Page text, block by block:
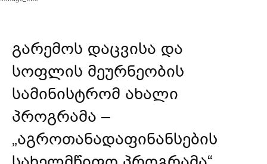
გარემოს დაცვისა და
სოფლის მეურნეობის
სამინისტრომ ახალი
პროგრამა –
„აგროთანადაფინანსების